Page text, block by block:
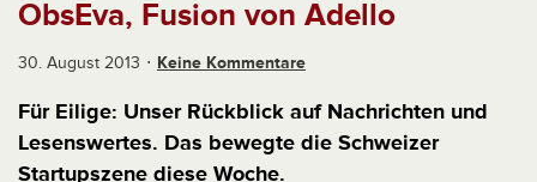
ObsEva, Fusion von Adello
30. August 2013 Keine Kommentare
Für Eilige: Unser Rückblick auf Nachrichten und
Lesenswertes. Das bewegte die Schweizer
Startupszene diese Woche.